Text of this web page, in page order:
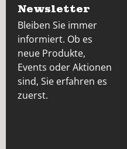
Newsletter
Bleiben Sie immer
informiert. Ob es
neue Produkte,
Events oder Aktionen
sind, Sie erfahren es
zuerst.